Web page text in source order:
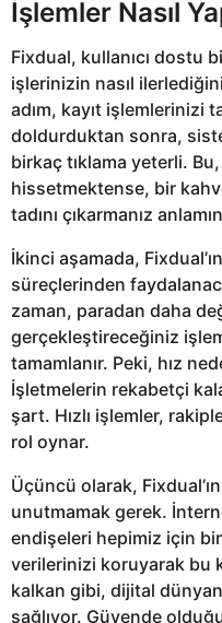
İşlemler Nasıl
Fixdual, kullanıcı dostu
işlerinizin nasıl
adım, kayıt işlemlerinizi
doldurduktan sonra,
birkaç tıklama yeterli.
hissetmektense, bir
tadını çıkarmanız
İkinci aşamada,
süreçlerinden
zaman, paradan daha
gerçekleştireceğiniz
tamamlanır. Peki, hız
İşletmelerin rekabetçi
şart. Hızlı işlemler,
rol oynar.
Üçüncü olarak,
unutmamak gerek.
endişeleri hepimiz için
verilerinizi koruyarak bu
kalkan gibi, dijital
sağlıyor. Güvende